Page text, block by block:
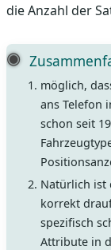
die Anzahl der
möglich,
ans Telefon
schon seit
Natürlich ist
korrekt
spezifisch
Attribute in